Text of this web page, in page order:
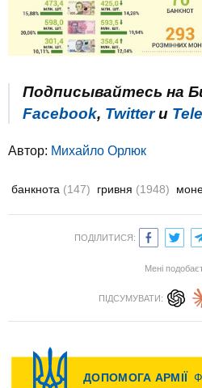
Подписывайтесь на
Facebook, Twitterи
Автор: Михайло Орлюк
банкнота (147) гривня (1948)
ПОДІЛИТИСЯ:
Мені
ПІДСУМУВАТИ: